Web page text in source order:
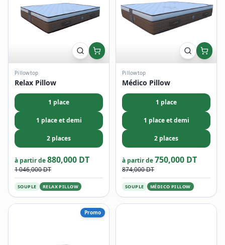
Pillowtop
Relax Pillow
1 place
1 place et demi
2 places
à partir de880,000 DT
1 046,000 DT
SOUPLE RELAX PILLOW
Pillowtop
Médico Pillow
1 place
1 place et demi
2 places
à partir de750,000 DT
874,000 DT
SOUPLE MÉDICO PILLOW
Promo